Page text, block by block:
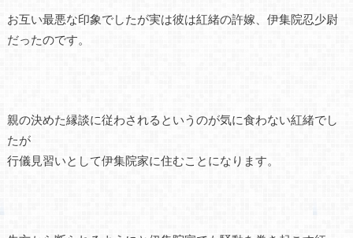
お互い最悪な印象でしたが実は彼は紅緒の許嫁、伊集院忍少尉
だったのです。
親の決めた縁談に従わされるというのが気に食わない紅緒でし
たが
行儀見習いとして伊集院家に住むことになります。